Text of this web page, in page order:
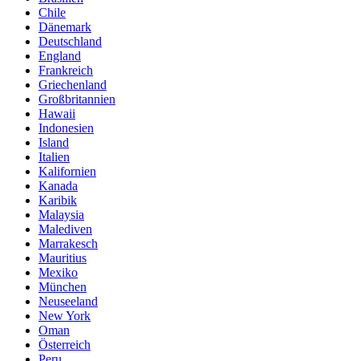
Chile
Dänemark
Deutschland
England
Frankreich
Griechenland
Großbritannien
Hawaii
Indonesien
Island
Italien
Kalifornien
Kanada
Karibik
Malaysia
Malediven
Marrakesch
Mauritius
Mexiko
München
Neuseeland
New York
Oman
Österreich